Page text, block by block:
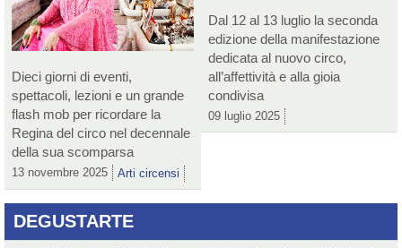
Dieci giorni di eventi,
spettacoli, lezioni e un grande
flash mob per ricordare la
Regina del circo nel decennale
della sua scomparsa
13 novembre 2025 Arti circensi
Dal 12 al 13 luglio la seconda
edizione della manifestazione
dedicata al nuovo circo,
all’affettività e alla gioia
condivisa
09 luglio 2025
DEGUSTARTE